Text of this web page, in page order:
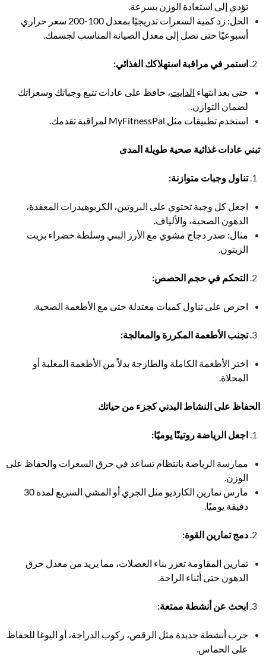
تؤدي إلى استعادة الوزن بسرعة.
الحل: زد كمية السعرات تدريجيًا بمعدل 100-200 سعر حراري
أسبوعيًا حتى تصل إلى معدل الصيانة المناسب لجسمك.
استمر في مراقبة استهلاكك الغذائي:
حتى بعد انتهاء الدايت، حافظ على عادات تتبع وجباتك وسعراتك
لضمان التوازن.
استخدم تطبيقات مثل MyFitnessPal لمراقبة تقدمك.
تبني عادات غذائية صحية طويلة المدى
تناول وجبات متوازنة:
اجعل كل وجبة تحتوي على البروتين، الكربوهيدرات المعقدة،
الدهون الصحية، والألياف.
مثال: صدر دجاج مشوي مع الأرز البني وسلطة خضراء بزيت
الزيتون.
التحكم في حجم الحصص:
احرص على تناول كميات معتدلة حتى مع الأطعمة الصحية.
تجنب الأطعمة المكررة والمعالجة:
اختر الأطعمة الكاملة والطازجة بدلاً من الأطعمة المعلبة أو
المحلاة.
الحفاظ على النشاط البدني كجزء من حياتك
اجعل الرياضة روتينًا يوميًا:
ممارسة الرياضة بانتظام تساعد في حرق السعرات والحفاظ على
الوزن.
مارس تمارين الكارديو مثل الجري أو المشي السريع لمدة 30
دقيقة يوميًا.
دمج تمارين القوة:
تمارين المقاومة تعزز بناء العضلات، مما يزيد من معدل حرق
الدهون حتى أثناء الراحة.
ابحث عن أنشطة ممتعة:
جرب أنشطة جديدة مثل الرقص، ركوب الدراجة، أو اليوغا للحفاظ
على الحماس.